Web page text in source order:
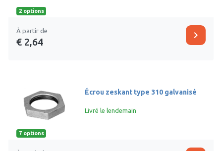
2 options
À partir de
€ 2,64
chevron_right
7 options
Écrou zeskant type 310 galvanisé
Livré le lendemain